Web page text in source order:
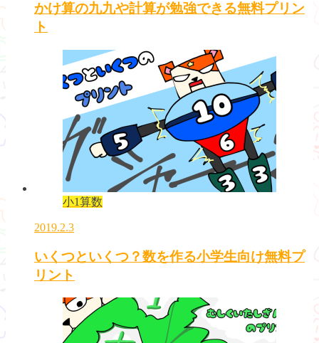
かけ算の九九や計算が勉強できる無料プリン
ト
小1算数
2019.2.3
いくつといくつ？数を作る小学生向け無料プ
リント